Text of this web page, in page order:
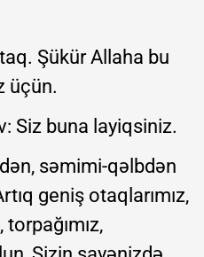
Şükür Allaha bu
üçün.
Siz buna layiqsiniz.
səmimi-qəlbdən
geniş otaqlarımız,